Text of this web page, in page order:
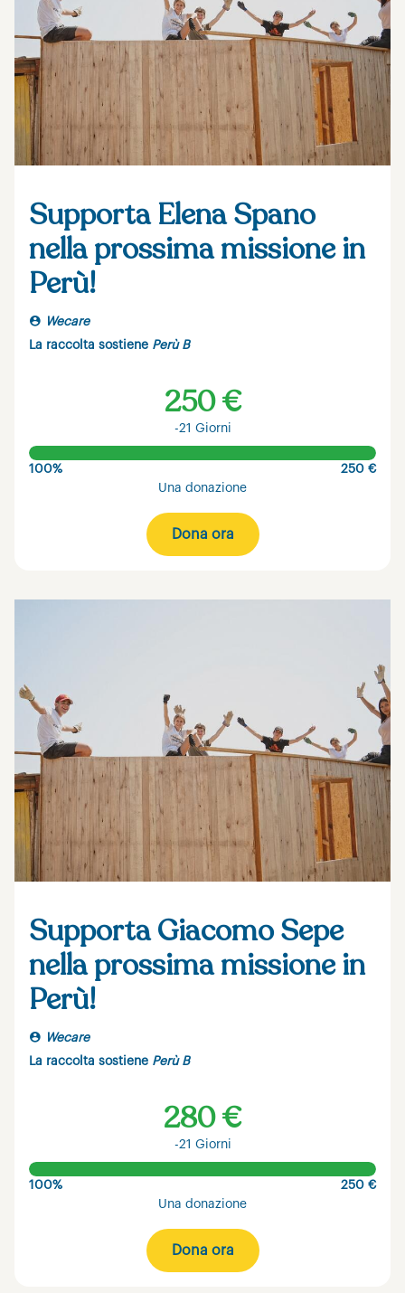
Supporta Elena Spano
nella prossima missione in
Perù!
Wecare
La raccolta sostiene Perù B
250 €
-21 Giorni
100%
250 €
Una donazione
Dona ora
Supporta Giacomo Sepe
nella prossima missione in
Perù!
Wecare
La raccolta sostiene Perù B
280 €
-21 Giorni
100%
250 €
Una donazione
Dona ora